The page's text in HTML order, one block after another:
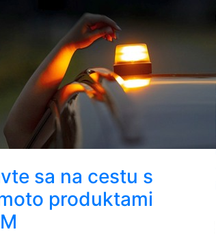
sa na cestu s
produktami